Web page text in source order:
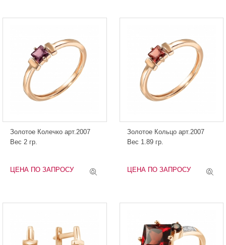
Золотое Колечко арт.2007
Вес 2 гр.
ЦЕНА ПО ЗАПРОСУ
Золотое Кольцо арт.2007
Вес 1.89 гр.
ЦЕНА ПО ЗАПРОСУ